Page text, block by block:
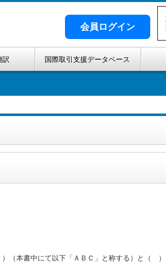
会員ログイン
訳 国際取引支援データベース
（本書中にて以下「ＡＢＣ」と称する）と（ ）